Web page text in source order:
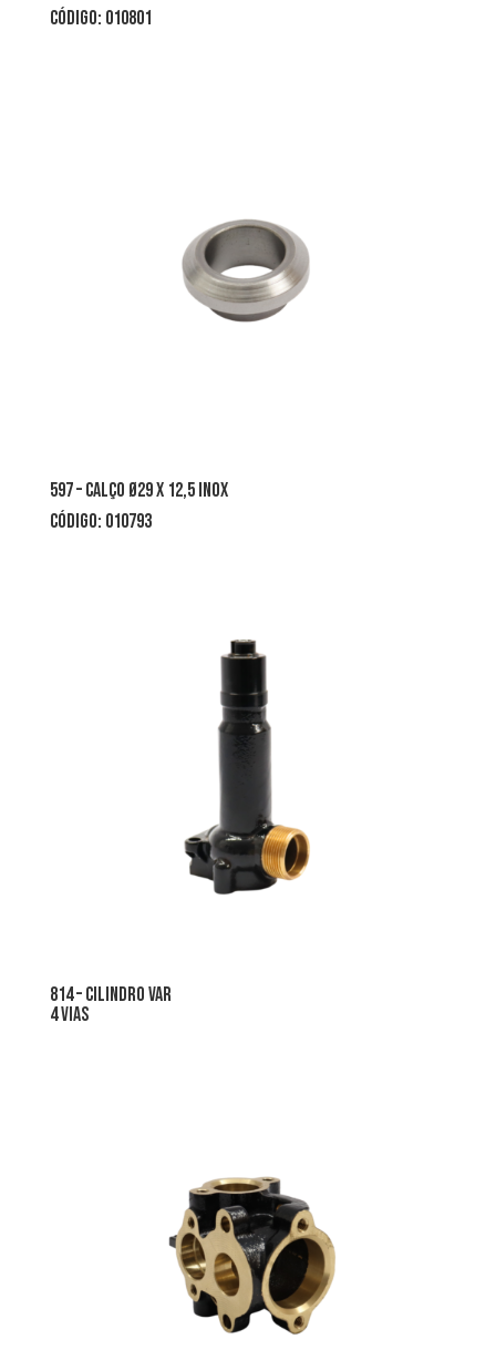
CÓDIGO: 010801
597 – calço Ø29 x 12,5 inox
CÓDIGO: 010793
814 – cilindro var
4 vias